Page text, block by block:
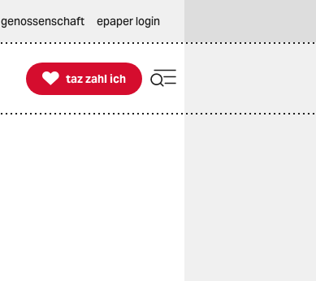
genossenschaft epaper login

taz zahl ich
taz zahl ich